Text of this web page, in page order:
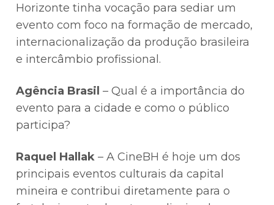
Horizonte tinha vocação para sediar um
evento com foco na formação de mercado,
internacionalização da produção brasileira
e intercâmbio profissional.
Agência Brasil – ⁠Qual é a importância do
evento para a cidade e como o público
participa?
Raquel Hallak – A CineBH é hoje um dos
principais eventos culturais da capital
mineira e contribui diretamente para o